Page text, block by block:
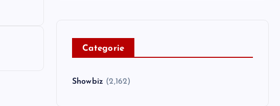
Categorie
Showbiz (2,162)